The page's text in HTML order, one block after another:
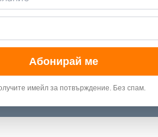
Абонирай ме
имейл за потвърждение. Без спам.